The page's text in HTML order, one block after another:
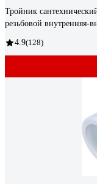
Тройник
резьбовой внутренняя-
4.9(128)